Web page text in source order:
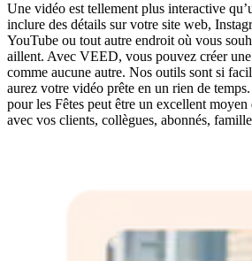
Une vidéo est tellement plus interactive
inclure des détails sur votre site web,
YouTube ou tout autre endroit où vous
aillent. Avec VEED, vous pouvez créer
comme aucune autre. Nos outils sont si
aurez votre vidéo prête en un rien de
pour les Fêtes peut être un excellent moyen
avec vos clients, collègues, abonnés,